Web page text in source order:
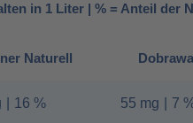
in 1 Liter | % = Anteil der
Naturell
16 %
Dobrawa
55 mg 7